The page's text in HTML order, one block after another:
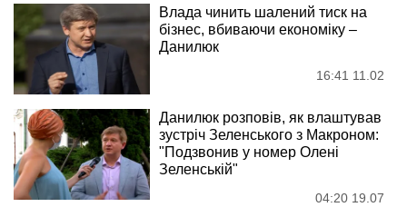
Влада чинить шалений тиск на
бізнес, вбиваючи економіку –
Данилюк
16:41 11.02
Данилюк розповів, як влаштував
зустріч Зеленського з Макроном:
"Подзвонив у номер Олені
Зеленській"
04:20 19.07